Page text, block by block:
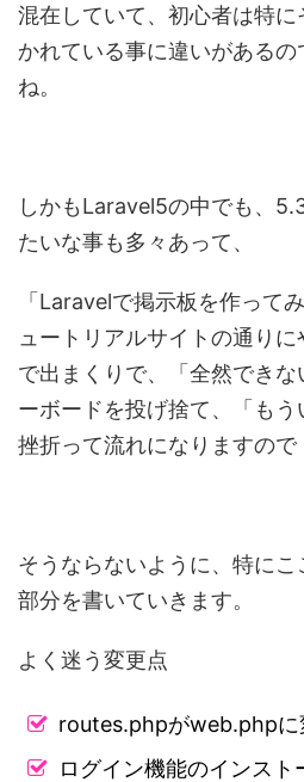
混在していて、初心者は特
かれている事に違いがあるの
ね。
しかもLaravel5の中でも、
たいな事も多々あって、
「Laravelで掲示板を作って
ュートリアルサイトの通り
で出まくりで、「全然でき
ーボードを投げ捨て、「も
挫折って流れになりますので
そうならないように、特にこ
部分を書いていきます。
よく迷う変更点
routes.phpがweb.phpに
ログイン機能のインスト